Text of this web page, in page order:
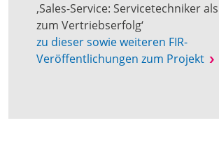
‚Sales-Service: Servicetechniker
zum Vertriebserfolg‘
zu dieser sowie weiteren FIR-
Veröffentlichungen zum Projekt